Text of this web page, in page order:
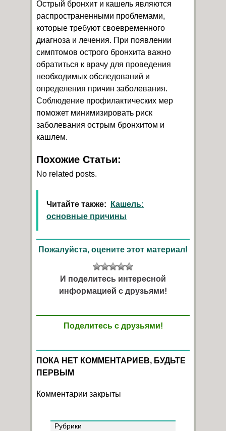
Острый бронхит и кашель являются
распространенными проблемами,
которые требуют своевременного
диагноза и лечения. При появлении
симптомов острого бронхита важно
обратиться к врачу для проведения
необходимых обследований и
определения причин заболевания.
Соблюдение профилактических мер
поможет минимизировать риск
заболевания острым бронхитом и
кашлем.
Похожие Статьи:
No related posts.
Читайте также:
Кашель:
основные причины
Пожалуйста, оцените этот материал!
И поделитесь интересной
информацией с друзьями!
Поделитесь с друзьями!
ПОКА НЕТ КОММЕНТАРИЕВ, БУДЬТЕ
ПЕРВЫМ
Комментарии закрыты
Рубрики